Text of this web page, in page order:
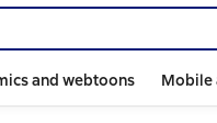
and webtoons Mobile